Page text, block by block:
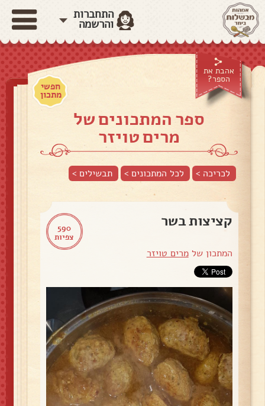
התחברות
והרשמה
אהבת את
הספר?
חפשי
מתכון
ספר המתכונים של
מרים טויזר
לכריכה > לכל המתכונים > תבשילים>
590
צפיות
קציצות בשר
המתכון שלמרים טויזר